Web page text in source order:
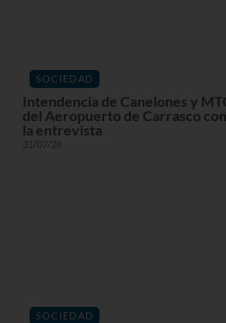
SOCIEDAD
Intendencia de Canelones y
del Aeropuerto de Carrasco
la entrevista
31/07/26
SOCIEDAD